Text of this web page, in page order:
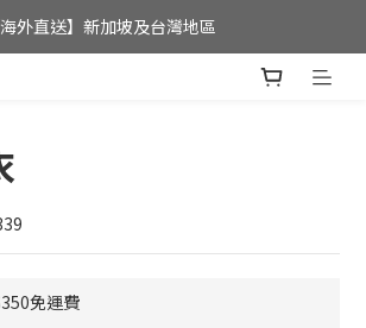
$350，即可享港澳地區免運費;
海外直送】新加坡及台灣地區
免運費